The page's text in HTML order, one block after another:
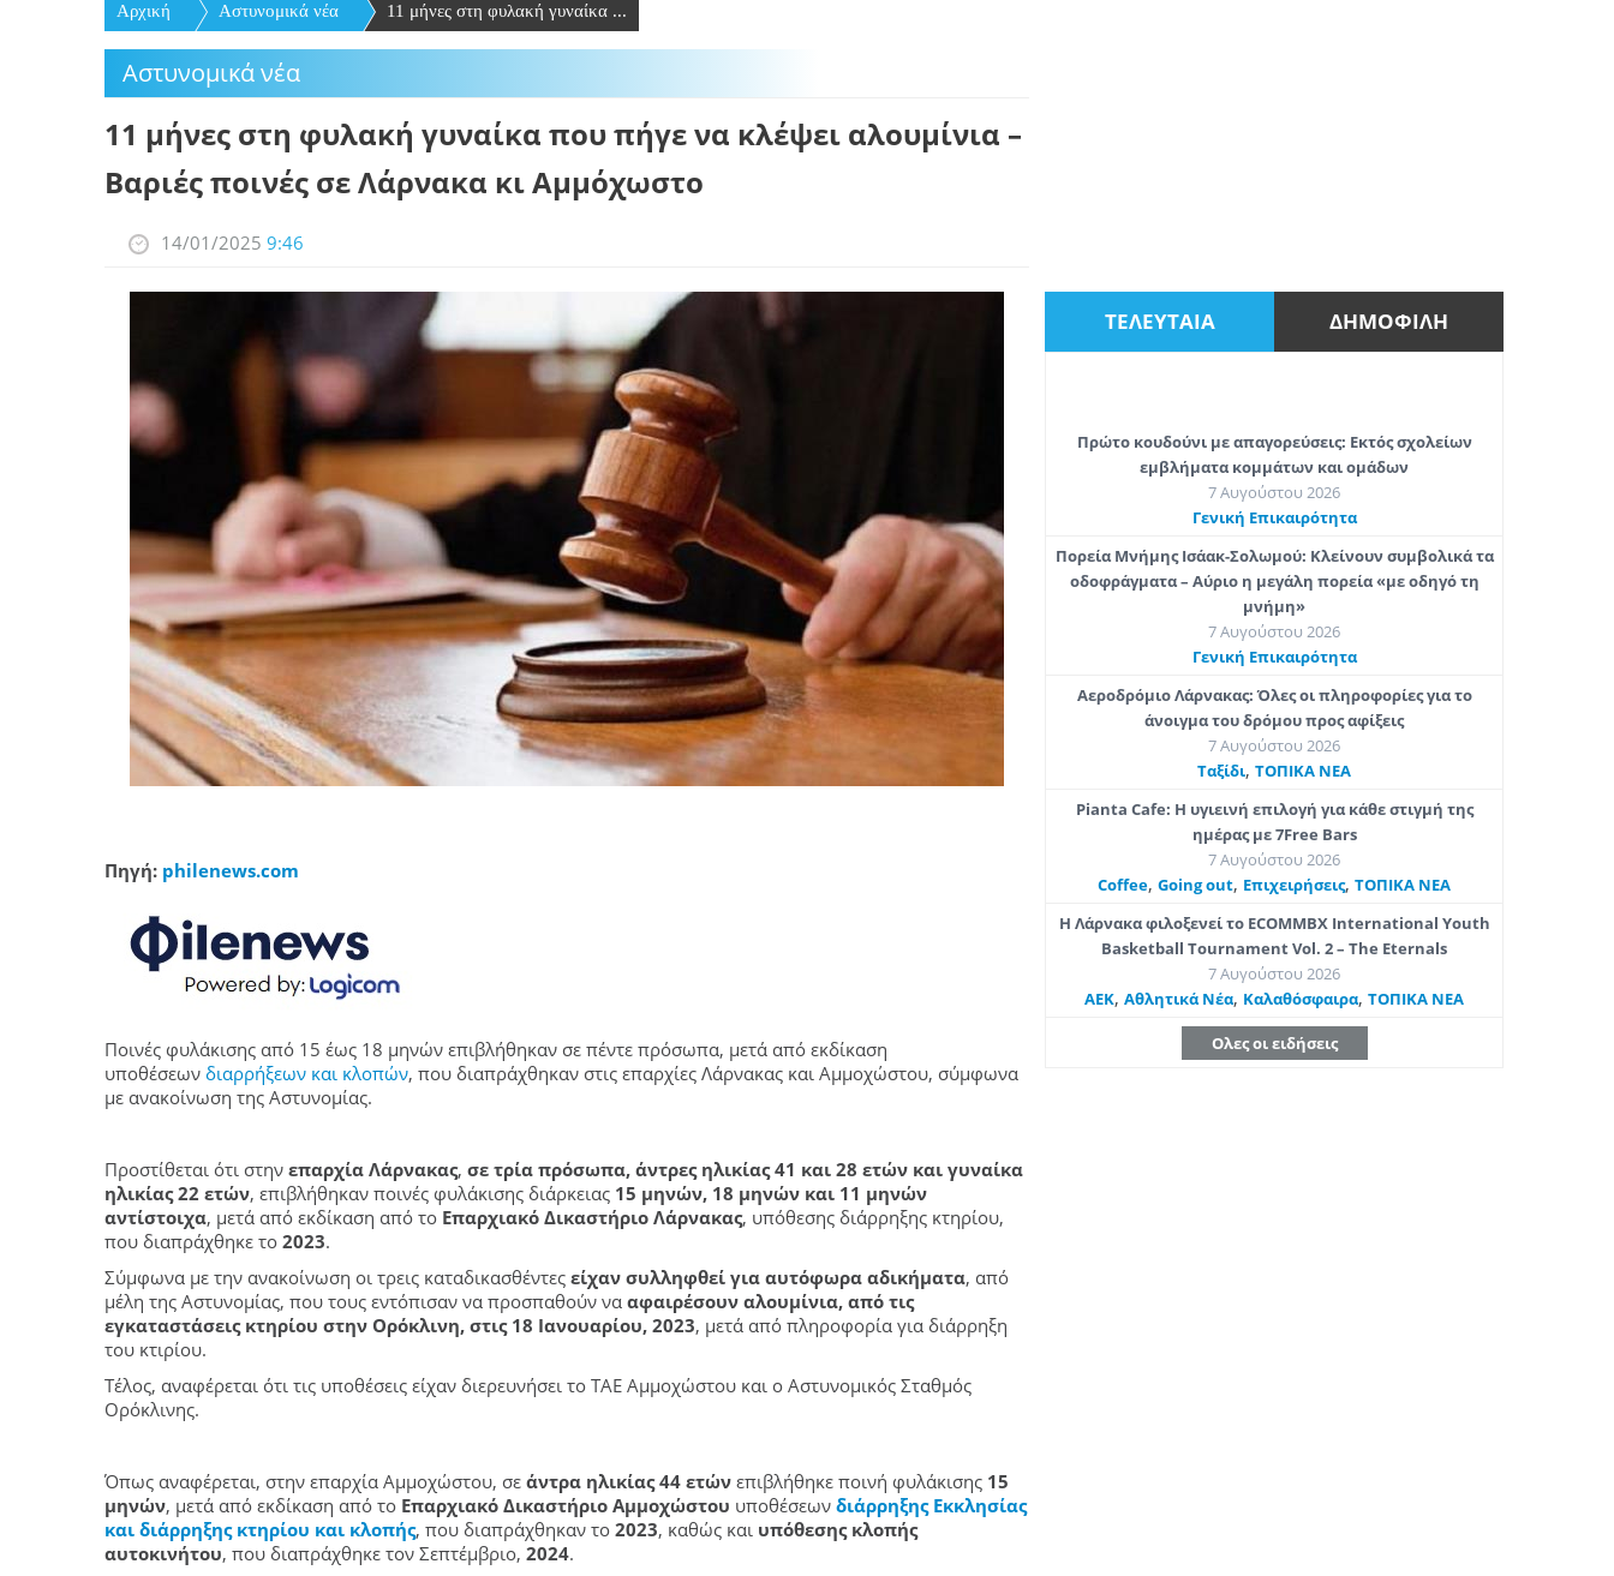
Αρχική Aστυνομικά νέα 11 μήνες στη φυλακή γυναίκα ...
Aστυνομικά νέα
11 μήνες στη φυλακή γυναίκα που πήγε να κλέψει αλουμίνια –
Βαριές ποινές σε Λάρνακα κι Αμμόχωστο
14/01/2025 9:46
Πηγή: philenews.com
Ποινές φυλάκισης από 15 έως 18 μηνών επιβλήθηκαν σε πέντε πρόσωπα, μετά από εκδίκαση
υποθέσεων διαρρήξεων και κλοπών, που διαπράχθηκαν στις επαρχίες Λάρνακας και Αμμοχώστου, σύμφωνα
με ανακοίνωση της Αστυνομίας.
Προστίθεται ότι στην επαρχία Λάρνακας, σε τρία πρόσωπα, άντρες ηλικίας 41 και 28 ετών και γυναίκα
ηλικίας 22 ετών, επιβλήθηκαν ποινές φυλάκισης διάρκειας 15 μηνών, 18 μηνών και 11 μηνών
αντίστοιχα, μετά από εκδίκαση από το Επαρχιακό Δικαστήριο Λάρνακας, υπόθεσης διάρρηξης κτηρίου,
που διαπράχθηκε το 2023.
Σύμφωνα με την ανακοίνωση οι τρεις καταδικασθέντες είχαν συλληφθεί για αυτόφωρα αδικήματα, από
μέλη της Αστυνομίας, που τους εντόπισαν να προσπαθούν να αφαιρέσουν αλουμίνια, από τις
εγκαταστάσεις κτηρίου στην Ορόκλινη, στις 18 Ιανουαρίου, 2023, μετά από πληροφορία για διάρρηξη
του κτιρίου.
Τέλος, αναφέρεται ότι τις υποθέσεις είχαν διερευνήσει το ΤΑΕ Αμμοχώστου και ο Αστυνομικός Σταθμός
Ορόκλινης.
Όπως αναφέρεται, στην επαρχία Αμμοχώστου, σε άντρα ηλικίας 44 ετών επιβλήθηκε ποινή φυλάκισης 15
μηνών, μετά από εκδίκαση από το Επαρχιακό Δικαστήριο Αμμοχώστου υποθέσεων διάρρηξης Εκκλησίας
και διάρρηξης κτηρίου και κλοπής, που διαπράχθηκαν το 2023, καθώς και υπόθεσης κλοπής
αυτοκινήτου, που διαπράχθηκε τον Σεπτέμβριο, 2024.
ΤΕΛΕΥΤΑΙΑ ΔΗΜΟΦΙΛΗ
Πρώτο κουδούνι με απαγορεύσεις: Εκτός σχολείων
εμβλήματα κομμάτων και ομάδων
7 Αυγούστου 2026
Γενική Επικαιρότητα
Πορεία Μνήμης Ισάακ-Σολωμού: Κλείνουν συμβολικά τα
οδοφράγματα – Αύριο η μεγάλη πορεία «με οδηγό τη
μνήμη»
7 Αυγούστου 2026
Γενική Επικαιρότητα
Αεροδρόμιο Λάρνακας: Όλες οι πληροφορίες για το
άνοιγμα του δρόμου προς αφίξεις
7 Αυγούστου 2026
Ταξίδι,ΤΟΠΙΚΑ ΝΕΑ
Pianta Cafe: Η υγιεινή επιλογή για κάθε στιγμή της
ημέρας με 7Free Bars
7 Αυγούστου 2026
Coffee,Going out, Επιχειρήσεις,ΤΟΠΙΚΑ ΝΕΑ
Η Λάρνακα φιλοξενεί το ECOMMBX International Youth
Basketball Tournament Vol. 2 – The Eternals
7 Αυγούστου 2026
ΑΕΚ,Αθλητικά Νέα, Καλαθόσφαιρα,ΤΟΠΙΚΑ ΝΕΑ
Ολες οι ειδήσεις